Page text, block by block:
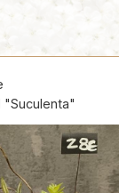
"Suculenta"